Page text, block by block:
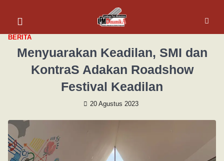
BERITA
Menyuarakan Keadilan, SMI dan
KontraS Adakan Roadshow
Festival Keadilan
20 Agustus 2023